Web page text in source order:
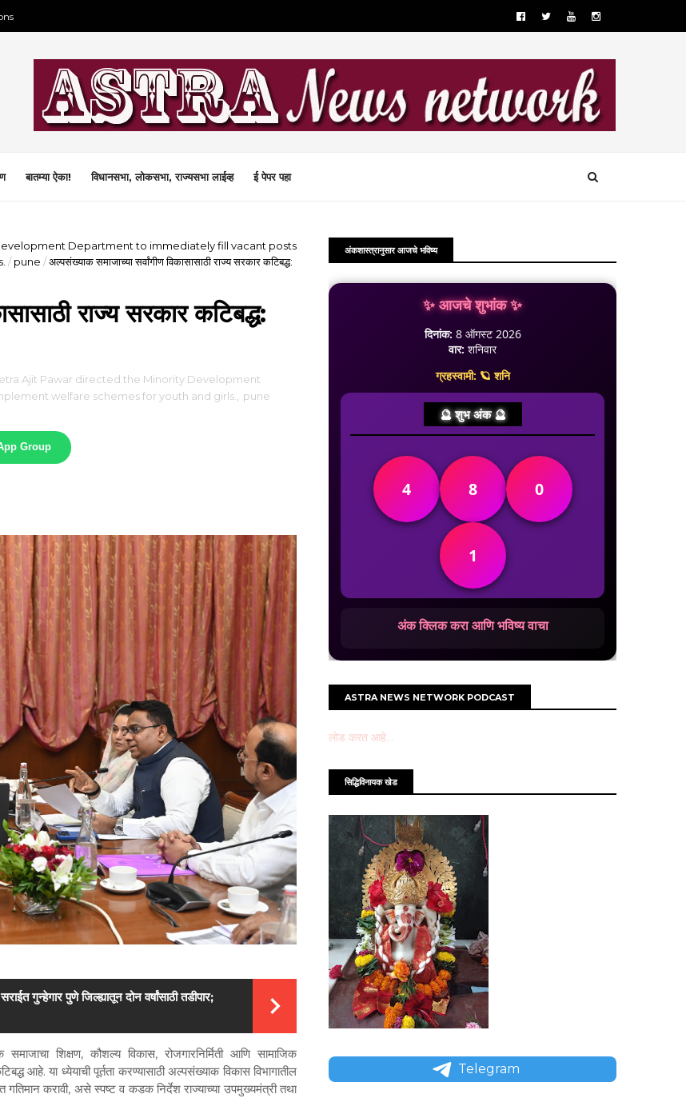
बातम्या ऐका! विधानसभा, लोकसभा, राज्यसभा लाईव्ह ई पेपर पहा
Department to immediately fill vacant posts
/ pune /अल्पसंख्याक समाजाच्या सर्वांगीण विकासासाठी राज्य सरकार कटिबद्ध:
राज्य सरकार कटिबद्ध:
Ajit Pawar directed the Minority Development
welfare schemes for youth and girls.
pune
Group
गुन्हेगार पुणे जिल्ह्यातून दोन वर्षांसाठी तडीपार;
समाजाचा शिक्षण, कौशल्य विकास, रोजगारनिर्मिती आणि सामाजिक
आहे. या ध्येयाची पूर्तता करण्यासाठी अल्पसंख्याक विकास विभागातील
गतिमान करावी, असे स्पष्ट व कडक निर्देश राज्याच्या उपमुख्यमंत्री तथा
अंकशास्त्रानुसार आजचे भविष्य
✨ आजचे शुभांक ✨
दिनांक: 8 ऑगस्ट 2026
वार: शनिवार
ग्रहस्वामी: 🪐 शनि
🔮 शुभ अंक 🔮
4 8 0
1
अंक क्लिक करा आणि भविष्य वाचा
ASTRA NEWS NETWORK PODCAST
लोड करत आहे...
सिद्धिविनायक खेड
Telegram